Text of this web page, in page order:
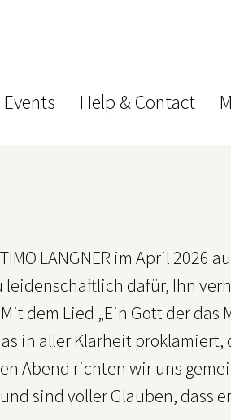
Events Help & Contact
LANGNER im April 2026
dafür, Ihn
dem Lied „Ein Gott der das
in aller Klarheit proklamiert,
Abend richten wir uns
sind voller Glauben, dass